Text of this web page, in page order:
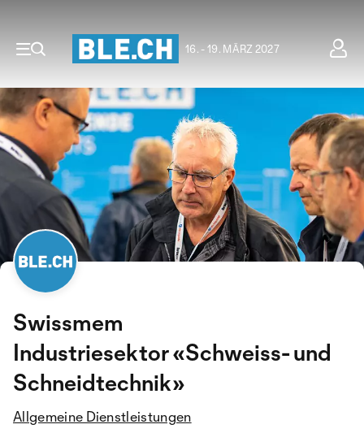
16. - 19. MÄRZ 2027
Swissmem
Industriesektor «Schweiss- und
Schneidtechnik»
Allgemeine Dienstleistungen